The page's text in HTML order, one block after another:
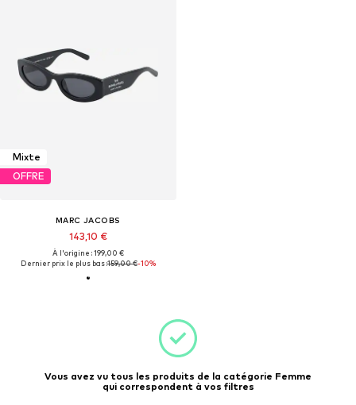
Mixte
OFFRE
MARC JACOBS
143,10 €
À l'origine : 199,00 €
Dernier prix le plus bas :159,00 €-10%
Vous avez vu tous les produits de la catégorie Femme
qui correspondent à vos filtres